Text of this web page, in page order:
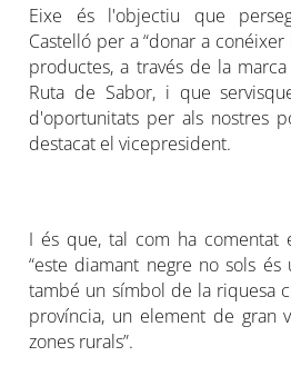
Eixe és l'objectiu que
Castelló per a “donar a
productes, a través de la
Ruta de Sabor, i que
d'oportunitats per als nostres
destacat el vicepresident.
I és que, tal com ha comentat
“este diamant negre no sols és
també un símbol de la riquesa
província, un element de gran
zones rurals”.